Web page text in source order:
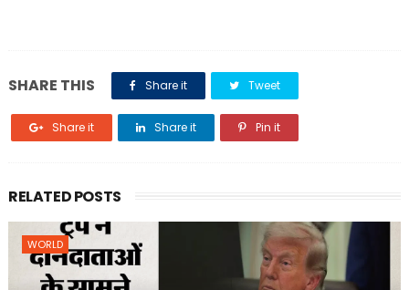
SHARE THIS Share it Tweet
Share it Share it Pin it
RELATED POSTS
WORLD